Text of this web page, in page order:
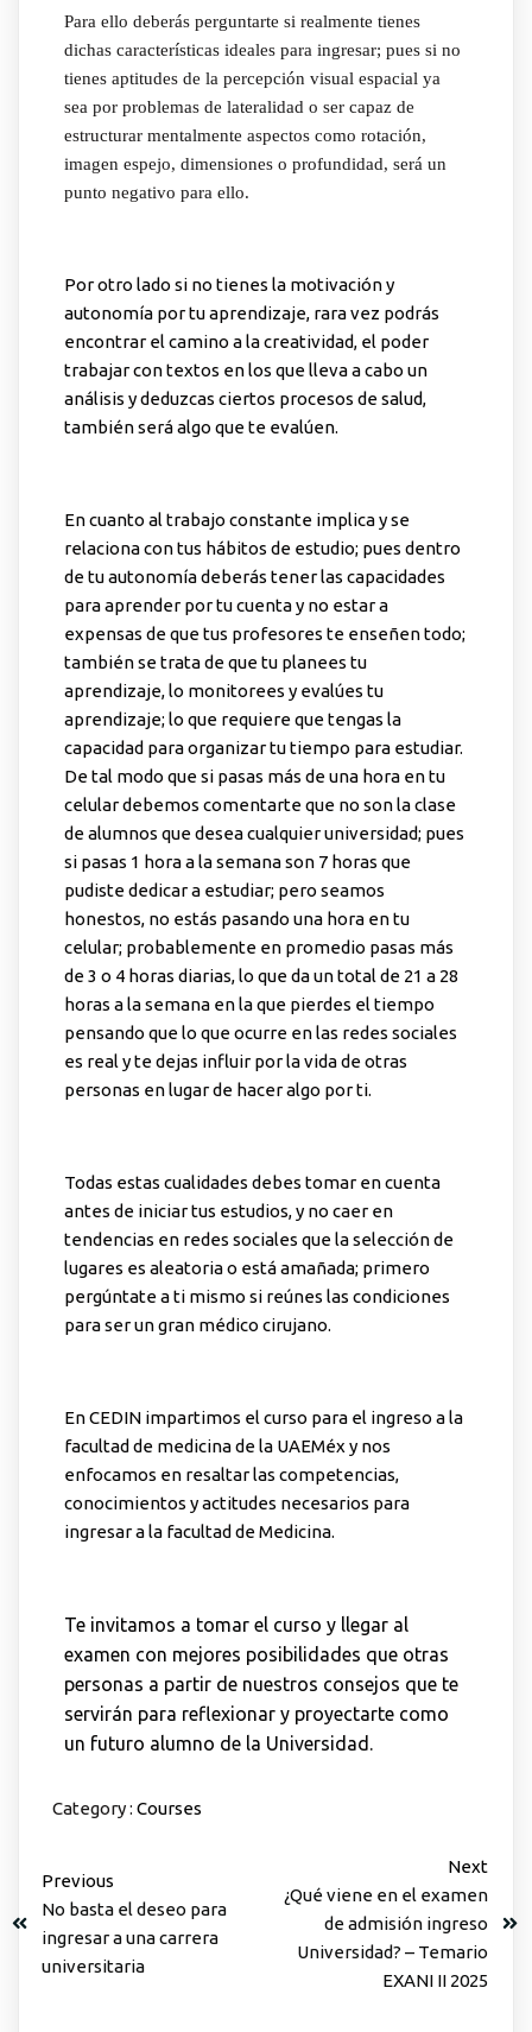
Para ello deberás perguntarte si realmente tienes
dichas características ideales para ingresar; pues si no
tienes aptitudes de la percepción visual espacial ya
sea por problemas de lateralidad o ser capaz de
estructurar mentalmente aspectos como rotación,
imagen espejo, dimensiones o profundidad, será un
punto negativo para ello.
Por otro lado si no tienes la motivación y
autonomía por tu aprendizaje, rara vez podrás
encontrar el camino a la creatividad, el poder
trabajar con textos en los que lleva a cabo un
análisis y deduzcas ciertos procesos de salud,
también será algo que te evalúen.
En cuanto al trabajo constante implica y se
relaciona con tus hábitos de estudio; pues dentro
de tu autonomía deberás tener las capacidades
para aprender por tu cuenta y no estar a
expensas de que tus profesores te enseñen todo;
también se trata de que tu planees tu
aprendizaje, lo monitorees y evalúes tu
aprendizaje; lo que requiere que tengas la
capacidad para organizar tu tiempo para estudiar.
De tal modo que si pasas más de una hora en tu
celular debemos comentarte que no son la clase
de alumnos que desea cualquier universidad; pues
si pasas 1 hora a la semana son 7 horas que
pudiste dedicar a estudiar; pero seamos
honestos, no estás pasando una hora en tu
celular; probablemente en promedio pasas más
de 3 o 4 horas diarias, lo que da un total de 21 a 28
horas a la semana en la que pierdes el tiempo
pensando que lo que ocurre en las redes sociales
es real y te dejas influir por la vida de otras
personas en lugar de hacer algo por ti.
Todas estas cualidades debes tomar en cuenta
antes de iniciar tus estudios, y no caer en
tendencias en redes sociales que la selección de
lugares es aleatoria o está amañada; primero
pergúntate a ti mismo si reúnes las condiciones
para ser un gran médico cirujano.
En CEDIN impartimos el curso para el ingreso a la
facultad de medicina de la UAEMéx y nos
enfocamos en resaltar las competencias,
conocimientos y actitudes necesarios para
ingresar a la facultad de Medicina.
Te invitamos a tomar el curso y llegar al
examen con mejores posibilidades que otras
personas a partir de nuestros consejos que te
servirán para reflexionar y proyectarte como
un futuro alumno de la Universidad.
Category : Courses
Previous
No basta el deseo para
ingresar a una carrera
universitaria
Next
¿Qué viene en el examen
de admisión ingreso
Universidad? – Temario
EXANI II 2025